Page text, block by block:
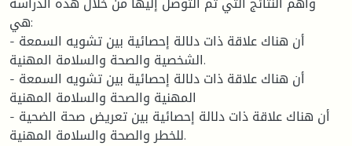
هي:
- أن هناك علاقة ذات دلالة إحصائية بين تشويه السمعة
الشخصية والصحة والسلامة المهنية.
- أن هناك علاقة ذات دلالة إحصائية بين تشويه السمعة
المهنية والصحة والسلامة المهنية
- أن هناك علاقة ذات دلالة إحصائية بين تعريض صحة الضحية
للخطر والصحة والسلامة المهنية.